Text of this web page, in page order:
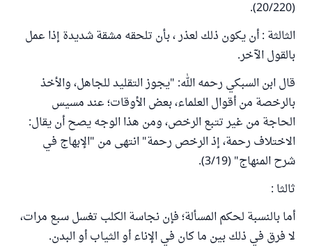
الثالثة : أن يكون ذلك لعذر ، بأن تلحقه مشقة شديدة إذا عمل
بالقول الآخر.
قال ابن السبكي رحمه الله: "يجوز التقليد للجاهل، والأخذ
بالرخصة من أقوال العلماء، بعض الأوقات؛ عند مسيس
الحاجة من غير تتبع الرخص، ومن هذا الوجه يصح أن يقال:
الاختلاف رحمة، إذ الرخص رحمة" انتهى من "الإبهاج في
شرح المنهاج" (3/19).
ثالثا :
أما بالنسبة لحكم المسألة؛ فإن نجاسة الكلب تغسل سبع مرات،
لا فرق في ذلك بين ما كان في الإناء أو الثياب أو البدن.